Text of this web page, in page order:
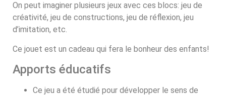
On peut imaginer plusieurs jeux avec ces blocs: jeu de
créativité, jeu de constructions, jeu de réflexion, jeu
d’imitation, etc.
Ce jouet est un cadeau qui fera le bonheur des enfants!
Apports éducatifs
Ce jeu a été étudié pour développer le sens de